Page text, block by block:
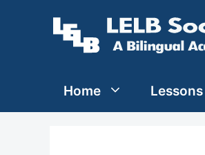
Home Lessons